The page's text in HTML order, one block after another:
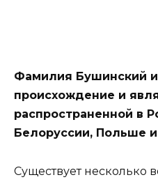
Фамилия Бушинский
происхождение и
распространенной в
Белоруссии, Польше и
Существует несколько